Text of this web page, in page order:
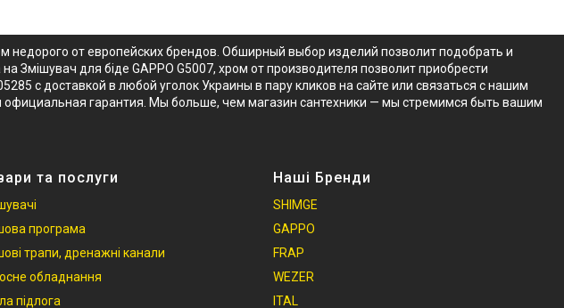
недорого от европейских брендов. Обширный выбор изделий позволит подобрать и
Змішувач для біде GAPPO G5007, хром от производителя позволит приобрести
с доставкой в любой уголок Украины в пару кликов на сайте или связаться с нашим
официальная гарантия. Мы больше, чем магазин сантехники — мы стремимся быть вашим
та послуги
програма
трапи, дренажні канали
обладнання
підлога
Наші Бренди
SHIMGE
GAPPO
FRAP
WEZER
ITAL